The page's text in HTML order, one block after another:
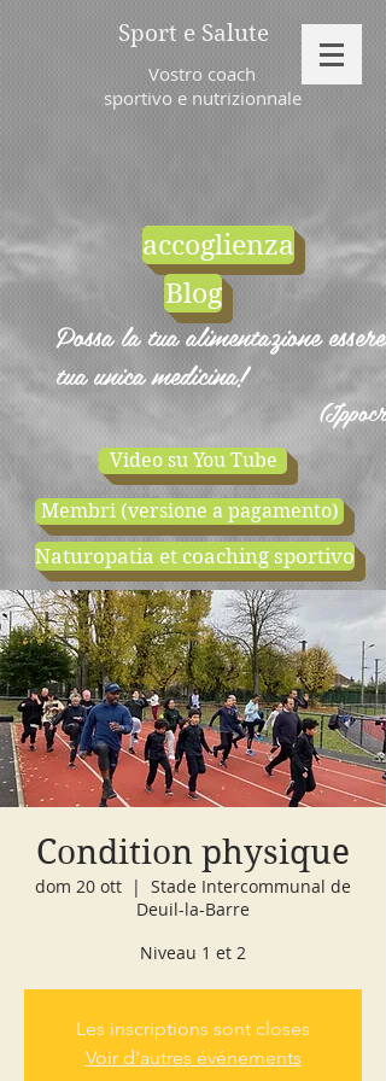
Sport e Salute
Vostro coach
sportivo e nutrizionnale
accoglienza
Blog
Possa la tua alimentazione essere
tua unica medicina!
Video su You Tube
Membri (versione a pagamento)
Naturopatia et coaching sportivo
cours d'essai negozio
Condition physique
dom 20 ott
  |
Stade Intercommunal de
Deuil-la-Barre
Niveau 1 et 2
Les inscriptions sont closes
Voir d'autres événements